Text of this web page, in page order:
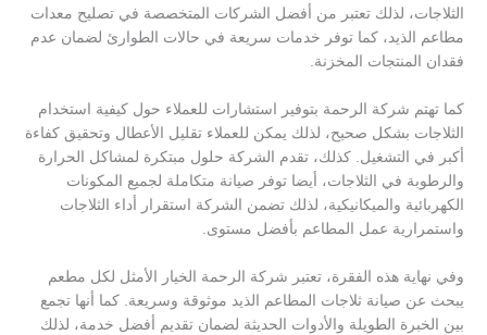
الثلاجات، لذلك تعتبر من أفضل الشركات المتخصصة في تصليح معدات
مطاعم الذيد، كما توفر خدمات سريعة في حالات الطوارئ لضمان عدم
فقدان المنتجات المخزنة.
كما تهتم شركة الرحمة بتوفير استشارات للعملاء حول كيفية استخدام
الثلاجات بشكل صحيح، لذلك يمكن للعملاء تقليل الأعطال وتحقيق كفاءة
أكبر في التشغيل. كذلك، تقدم الشركة حلول مبتكرة لمشاكل الحرارة
والرطوبة في الثلاجات، أيضا توفر صيانة متكاملة لجميع المكونات
الكهربائية والميكانيكية، لذلك تضمن الشركة استقرار أداء الثلاجات
واستمرارية عمل المطاعم بأفضل مستوى.
وفي نهاية هذه الفقرة، تعتبر شركة الرحمة الخيار الأمثل لكل مطعم
يبحث عن صيانة ثلاجات المطاعم الذيد موثوقة وسريعة. كما أنها تجمع
بين الخبرة الطويلة والأدوات الحديثة لضمان تقديم أفضل خدمة، لذلك